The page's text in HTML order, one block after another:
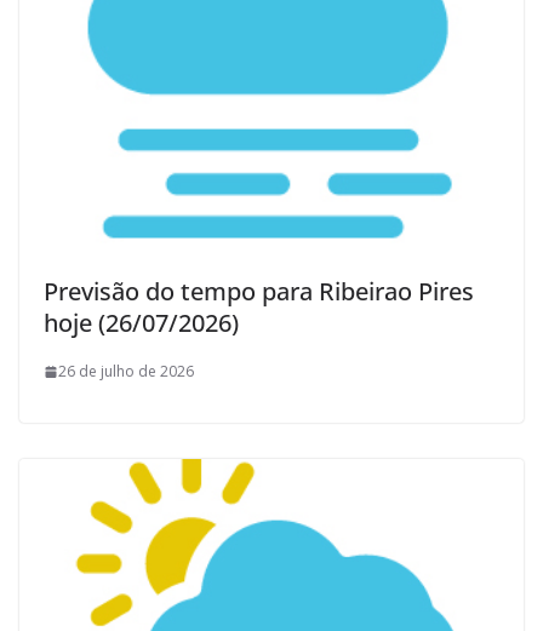
Previsão do tempo para Ribeirao Pires
hoje (26/07/2026)
26 de julho de 2026